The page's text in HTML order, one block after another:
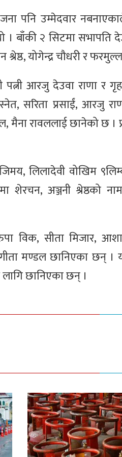
पनि उम्मेदवार
बाँकी २ सिटमा सभापति
योगेन्द्र चौधरी र
पत्नी आरजु देउवा राणा
सरिता प्रसाईं, आरजु
मैना रावललाई छानेको छ
लिलादेवी वोखिम
शेरचन, अञ्जनी श्रेष्ठको
विक, सीता मिजार,
मण्डल छानिएका छन्
छानिएका छन् ।